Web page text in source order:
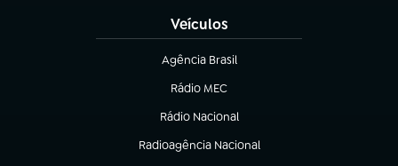
Veículos
Agência Brasil
(abre em nova aba)
Rádio MEC
(abre em nova aba)
Rádio Nacional
Radioagência Nacional
(abre em nova aba)